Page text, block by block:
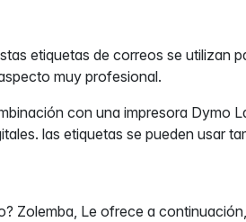
etiquetas de correos se utilizan
muy profesional.
con una impresora Dymo
las etiquetas se pueden usar
Zolemba, Le ofrece a